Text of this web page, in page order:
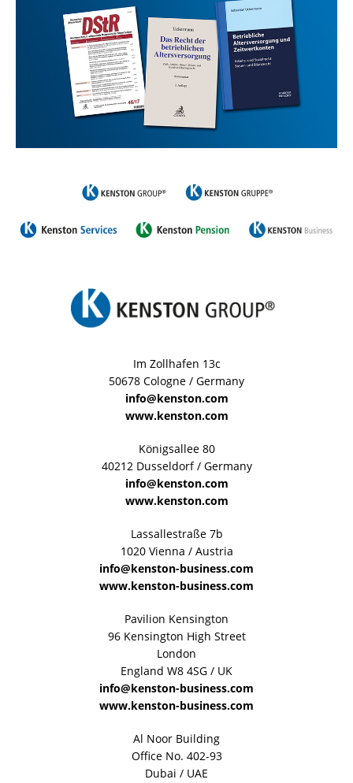
Im Zollhafen 13c
50678 Cologne / Germany
info@kenston.com
www.kenston.com
Königsallee 80
40212 Dusseldorf / Germany
info@kenston.com
www.kenston.com
Lassallestraße 7b
1020 Vienna / Austria
info@kenston-business.com
www.kenston-business.com
Pavilion Kensington
96 Kensington High Street
London
England W8 4SG / UK
info@kenston-business.com
www.kenston-business.com
Al Noor Building
Office No. 402-93
Dubai / UAE